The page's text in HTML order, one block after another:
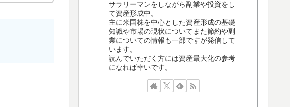
サラリーマンをしながら副業や投資をし
て資産形成中。
主に米国株を中心とした資産形成の基礎
知識や市場の現状についてまた節約や副
業についての情報も一部ですが発信して
います。
読んでいただく方には資産最大化の参考
になれば幸いです。